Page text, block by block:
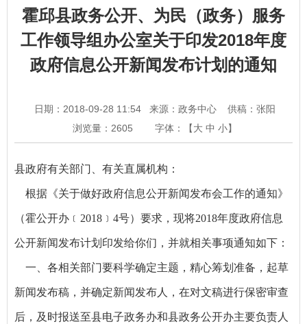
霍邱县政务公开、为民（政务）服务
工作领导组办公室关于印发2018年度
政府信息公开新闻发布计划的通知
日期：2018-09-28 11:54 来源：政务中心
供稿：张阳
浏览量： 2605 字体：【大 中 小】
县政府有关部门、有关直属机构：
根据《关于做好政府信息公开新闻发布会工作的通知》
（霍公开办﹝2018﹞4号）要求，现将2018年度政府信息
公开新闻发布计划印发给你们，并就相关事项通知如下：
一、各相关部门要科学确定主题，精心筹划准备，起草
新闻发布稿，并确定新闻发布人，在对文稿进行保密审查
后，及时报送至县电子政务办和县政务公开办主要负责人